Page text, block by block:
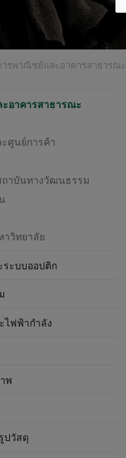
ารพาณิชย์และอาคารสาธารณะ
อาคารสาธารณะ
ศูนย์การค้า
าบันทางวัฒนธรรม
าวิทยาลัย
ระบบออปติก
ไฟฟ้ากำลัง
พ
ปวัสดุ